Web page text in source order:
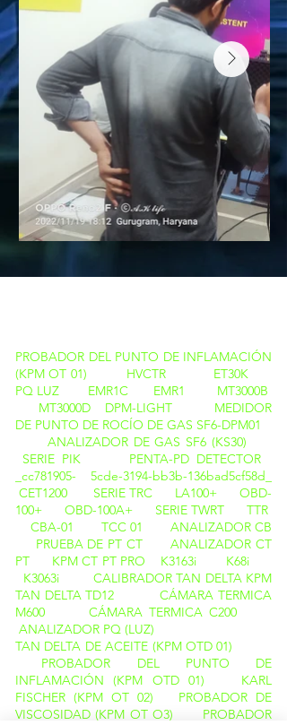
PROBADOR DEL PUNTO DE INFLAMACIÓN
(KPM OT 01)
HVCTR
ET30K
PQ LUZ
EMR1C EMR1
MT3000B
MT3000D
DPM-LIGHT
MEDIDOR
DE PUNTO DE ROCÍO DE GAS SF6-DPM01
ANALIZADOR DE GAS SF6 (KS30)
SERIE PIKPENTA-PD DETECTOR
_cc781905- 5cde-3194-bb3b-136bad5cf58d_
CET1200
SERIE TRC LA100+
OBD-
100+
OBD-100A+ SERIE TWRT
TTR
CBA-01
TCC 01
ANALIZADOR CB
PRUEBA DE PT CT
ANALIZADOR CT
PT
KPM CT PT PRO K3163i
K68i
K3063i
CALIBRADOR TAN DELTA KPM
TAN DELTA TD12
CÁMARA TERMICA
M600
CÁMARA TERMICA C200
ANALIZADOR PQ (LUZ)
TAN DELTA DE ACEITE (KPM OTD 01)
PROBADOR DEL PUNTO DE
INFLAMACIÓN (KPM OTD 01)
KARL
FISCHER (KPM OT 02)
PROBADOR DE
VISCOSIDAD (KPM OT O3)
PROBADOR